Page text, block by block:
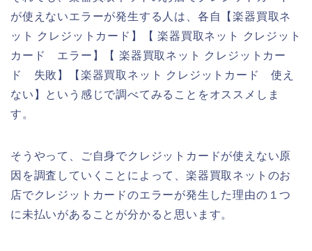
が使えないエラーが発生する人は、各自【楽器買取ネ
ット クレジットカード】【 楽器買取ネット クレジット
カード エラー】【 楽器買取ネット クレジットカー
ド 失敗】【楽器買取ネット クレジットカード 使え
ない】という感じで調べてみることをオススメしま
す。
そうやって、ご自身でクレジットカードが使えない原
因を調査していくことによって、楽器買取ネットのお
店でクレジットカードのエラーが発生した理由の１つ
に未払いがあることが分かると思います。